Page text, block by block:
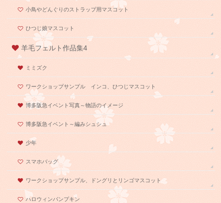
小鳥やどんぐりのストラップ用マスコット
ひつじ娘マスコット
羊毛フェルト作品集4
ミミズク
ワークショップサンプル インコ、ひつじマスコット
博多阪急イベント写真～物語のイメージ
博多阪急イベント～編みシュシュ
少年
スマホバッグ
ワークショップサンプル、ドングリとリンゴマスコット
ハロウィンパンプキン